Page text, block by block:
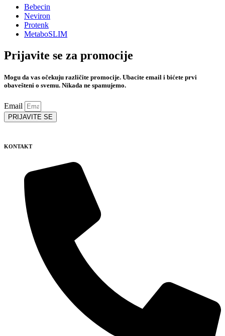
Bebecin
Neviron
Protenk
MetaboSLIM
Prijavite se za promocije
Mogu da vas očekuju različite promocije. Ubacite email i bićete prvi
obavešteni o svemu. Nikada ne spamujemo.
Email
PRIJAVITE SE
KONTAKT